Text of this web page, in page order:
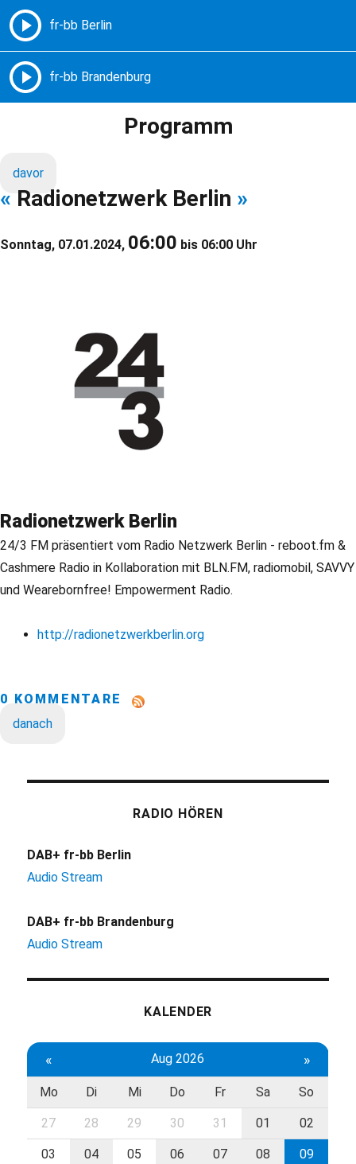
Freie Radios – Berlin Brandenburg
Programm
davor
« Radionetzwerk Berlin »
Sonntag, 07.01.2024, 06:00 bis 06:00 Uhr
Radionetzwerk Berlin
24/3 FM präsentiert vom Radio Netzwerk Berlin - reboot.fm &
Cashmere Radio in Kollaboration mit BLN.FM, radiomobil, SAVVY
und Wearebornfree! Empowerment Radio.
http://radionetzwerkberlin.org
0 KOMMENTARE
danach
RADIO HÖREN
DAB+ fr-bb Berlin
Audio Stream
DAB+ fr-bb Brandenburg
Audio Stream
KALENDER
« Aug 2026 »
Mo Di Mi Do Fr Sa So
27 28 29 30 31 01 02
03 04 05 06 07 08 09